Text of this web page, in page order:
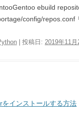
ebuild
config/repos.conf
| 投稿日: 2019年11月
インストールする方法